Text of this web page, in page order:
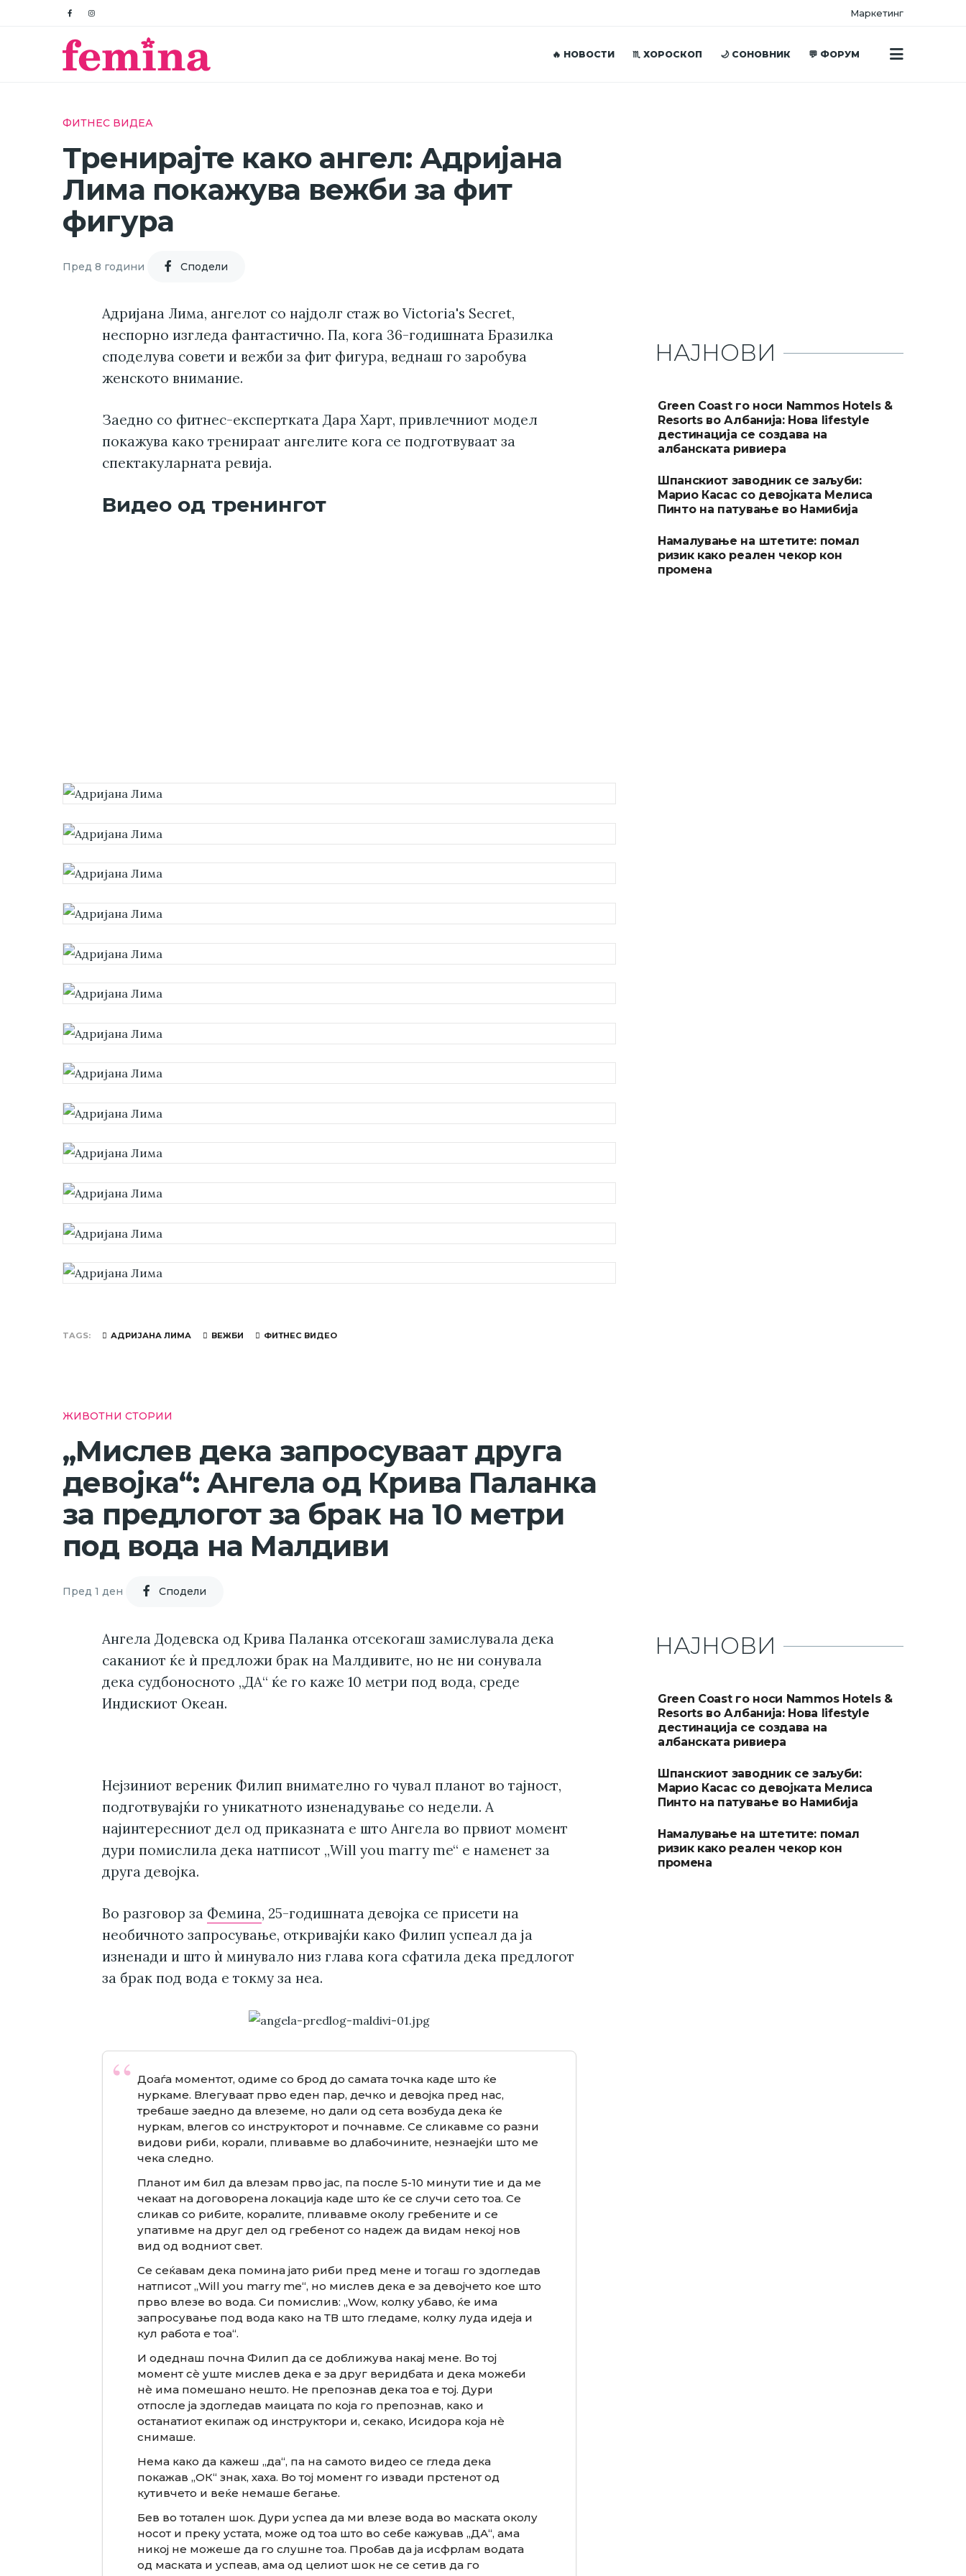
Маркетинг
🔥 НОВОСТИ ♏ ХОРОСКОП 🌙 СОНОВНИК 💬 ФОРУМ
ФИТНЕС ВИДЕА
Тренирајте како ангел: Адријана
Лима покажува вежби за фит
фигура
Пред 8 години Cподели
Адријана Лима, ангелот со најдолг стаж во Victoria's Secret,
неспорно изгледа фантастично. Па, кога 36-годишната Бразилка
споделува совети и вежби за фит фигура, веднаш го заробува
женското внимание.
Заедно со фитнес-експертката Дара Харт, привлечниот модел
покажува како тренираат ангелите кога се подготвуваат за
спектакуларната ревија.
Видео од тренингот
TAGS АДРИЈАНА ЛИМА ВЕЖБИ ФИТНЕС ВИДЕО
НАЈНОВИ
Green Coast го носи Nammos Hotels &
Resorts во Албанија: Нова lifestyle
дестинација се создава на
албанската ривиера
Шпанскиот заводник се заљуби:
Марио Касас со девојката Мелиса
Пинто на патување во Намибија
Намалување на штетите: помал
ризик како реален чекор кон
промена
ЖИВОТНИ СТОРИИ
„Мислев дека запросуваат друга
девојка“: Ангела од Крива Паланка
за предлогот за брак на 10 метри
под вода на Малдиви
Пред 1 ден Cподели
Ангела Додевска од Крива Паланка отсекогаш замислувала дека
саканиот ќе ѝ предложи брак на Малдивите, но не ни сонувала
дека судбоносното „ДА“ ќе го каже 10 метри под вода, среде
Индискиот Океан.
Нејзиниот вереник Филип внимателно го чувал планот во тајност,
подготвувајќи го уникатното изненадување со недели. А
најинтересниот дел од приказната е што Ангела во првиот момент
дури помислила дека натписот „Will you marry me“ е наменет за
друга девојка.
Во разговор за Фемина, 25-годишната девојка се присети на
необичното запросување, откривајќи како Филип успеал да ја
изненади и што ѝ минувало низ глава кога сфатила дека предлогот
за брак под вода е токму за неа.
Доаѓа моментот, одиме со брод до самата точка каде што ќе
нуркаме. Влегуваат прво еден пар, дечко и девојка пред нас,
требаше заедно да влеземе, но дали од сета возбуда дека ќе
нуркам, влегов со инструкторот и почнавме. Се сликавме со разни
видови риби, корали, пливавме во длабочините, незнаејќи што ме
чека следно.
Планот им бил да влезам прво јас, па после 5-10 минути тие и да ме
чекаат на договорена локација каде што ќе се случи сето тоа. Се
сликав со рибите, коралите, пливавме околу гребените и се
упативме на друг дел од гребенот со надеж да видам некој нов
вид од водниот свет.
Се сеќавам дека помина јато риби пред мене и тогаш го здогледав
натписот „Will you marry me“, но мислев дека е за девојчето кое што
прво влезе во вода. Си помислив: „Wow, колку убаво, ќе има
запросување под вода како на ТВ што гледаме, колку луда идеја и
кул работа е тоа“.
И одеднаш почна Филип да се доближува накај мене. Во тој
момент сè уште мислев дека е за друг веридбата и дека можеби
нè има помешано нешто. Не препознав дека тоа е тој. Дури
отпосле ја здогледав маицата по која го препознав, како и
останатиот екипаж од инструктори и, секако, Исидора која нè
снимаше.
Нема како да кажеш „да“, па на самото видео се гледа дека
покажав „ОК“ знак, хаха. Во тој момент го извади прстенот од
кутивчето и веќе немаше бегање.
Бев во тотален шок. Дури успеа да ми влезе вода во маската околу
носот и преку устата, може од тоа што во себе кажував „ДА“, ама
никој не можеше да го слушне тоа. Пробав да ја исфрлам водата
од маската и успеав, ама од целиот шок не се сетив да го
НАЈНОВИ
Green Coast го носи Nammos Hotels &
Resorts во Албанија: Нова lifestyle
дестинација се создава на
албанската ривиера
Шпанскиот заводник се заљуби:
Марио Касас со девојката Мелиса
Пинто на патување во Намибија
Намалување на штетите: помал
ризик како реален чекор кон
промена